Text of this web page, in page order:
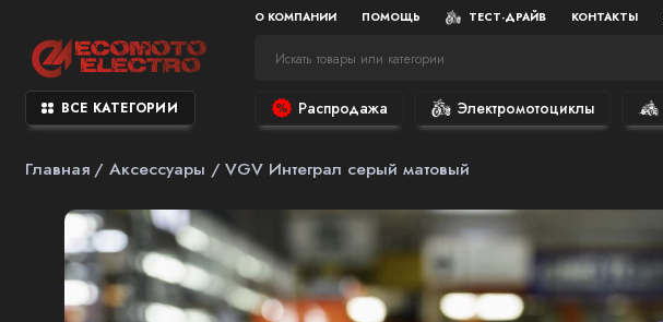
О КОМПАНИИ ПОМОЩЬ ТЕСТ-ДРАЙВ КОНТАКТЫ
ВСЕ КАТЕГОРИИ Распродажа Электромотоциклы
Главная Аксессуары VGV Интеграл серый матовый